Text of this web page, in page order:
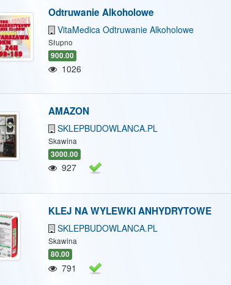
Odtruwanie Alkoholowe
VitaMedica Odtruwanie Alkoholowe
Słupno
900.00
1026
AMAZON
SKLEPBUDOWLANCA.PL
Skawina
3000.00
927
KLEJ NA WYLEWKI ANHYDRYTOWE
SKLEPBUDOWLANCA.PL
Skawina
80.00
791